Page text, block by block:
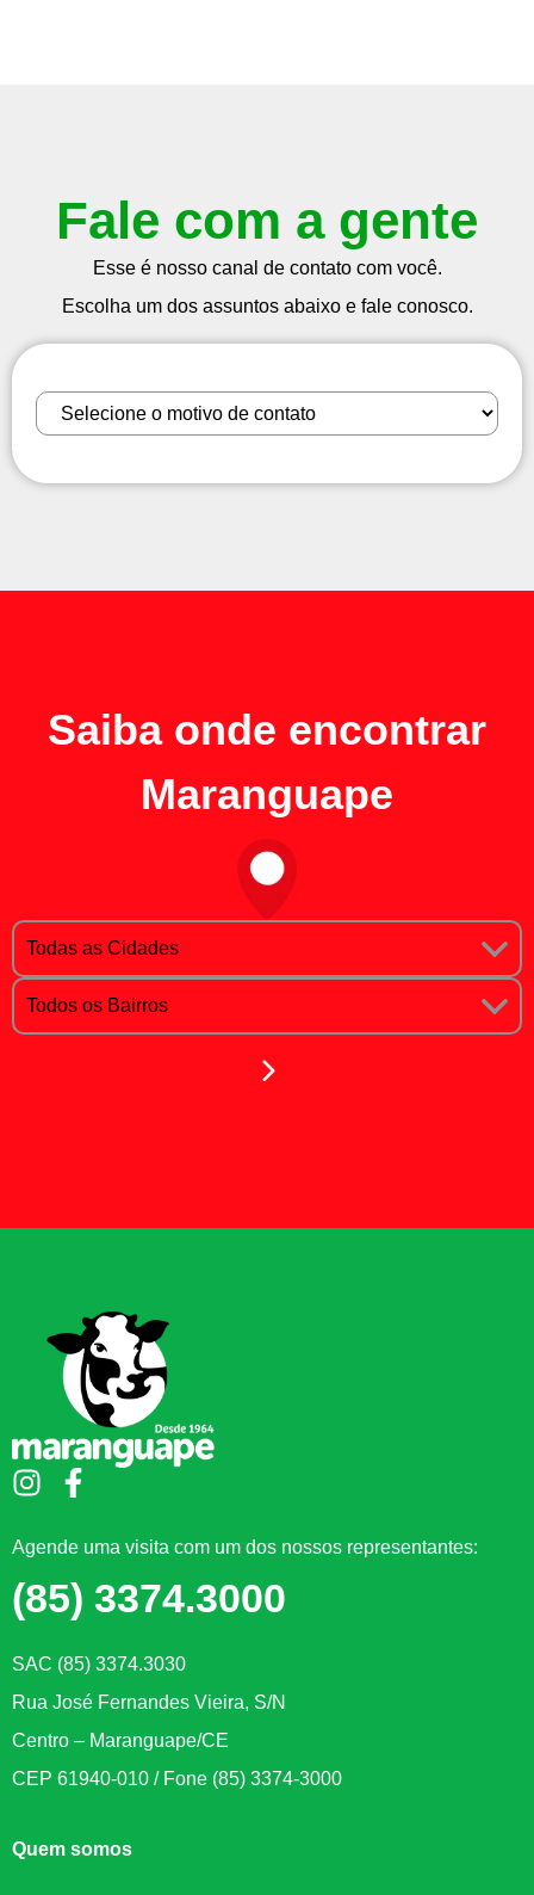
Fale com a gente
Esse é nosso canal de contato com você.
Escolha um dos assuntos abaixo e fale conosco.
Saiba onde encontrar
Maranguape
Agende uma visita com um dos nossos representantes:
(85) 3374.3000
SAC (85) 3374.3030
Rua José Fernandes Vieira, S/N
Centro – Maranguape/CE
CEP 61940-010 / Fone (85) 3374-3000
Quem somos